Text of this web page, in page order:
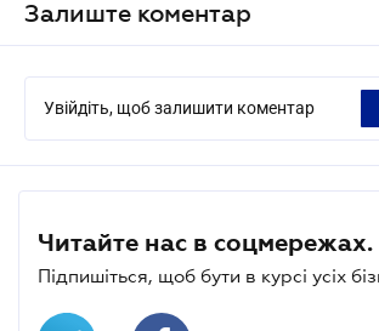
Залиште коментар
Увійдіть, щоб залишити коментар
Читайте нас в соцмережах.
Підпишіться, щоб бути в курсі усіх